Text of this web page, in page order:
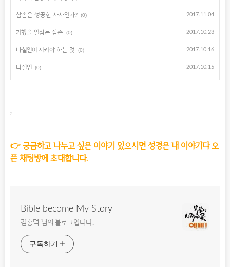
삼손은 성공한 사사인가? (0) 2017.11.04
기행을 일삼는 삼손 (0) 2017.10.23
나실인이 지켜야 하는 것 (0) 2017.10.16
나실인 (0) 2017.10.15
,
👉 궁금하고 나누고 싶은 이야기 있으시면 성경은 내 이야기다 오
픈 채팅방에 초대합니다.
Bible become My Story
김홍덕 님의 블로그입니다.
구독하기